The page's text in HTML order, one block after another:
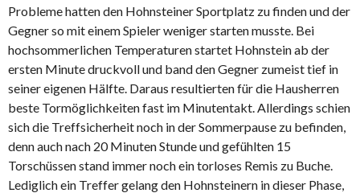
Probleme hatten den Hohnsteiner Sportplatz zu finden und der
Gegner so mit einem Spieler weniger starten musste. Bei
hochsommerlichen Temperaturen startet Hohnstein ab der
ersten Minute druckvoll und band den Gegner zumeist tief in
seiner eigenen Hälfte. Daraus resultierten für die Hausherren
beste Tormöglichkeiten fast im Minutentakt. Allerdings schien
sich die Treffsicherheit noch in der Sommerpause zu befinden,
denn auch nach 20 Minuten Stunde und gefühlten 15
Torschüssen stand immer noch ein torloses Remis zu Buche.
Lediglich ein Treffer gelang den Hohnsteinern in dieser Phase,